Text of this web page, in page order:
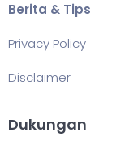
Berita & Tips
Privacy Policy
Disclaimer
Dukungan